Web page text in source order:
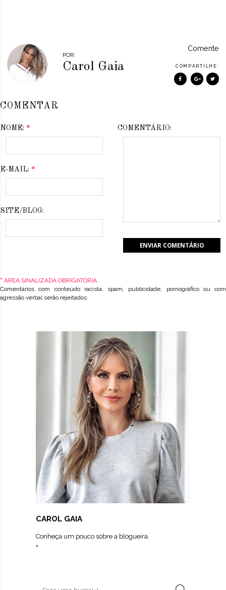
POR:
Carol Gaia
Comente
COMPARTILHE:
COMENTAR
NOME: *
E-MAIL: *
SITE/BLOG:
COMENTÁRIO:
* ÁREA SINALIZADA OBRIGATÓRIA.
Comentários com conteúdo racista, spam, publicidade, pornográfico ou com
agressão verbal serão rejeitados.
CAROL GAIA
Conheça um pouco sobre a blogueira.
+